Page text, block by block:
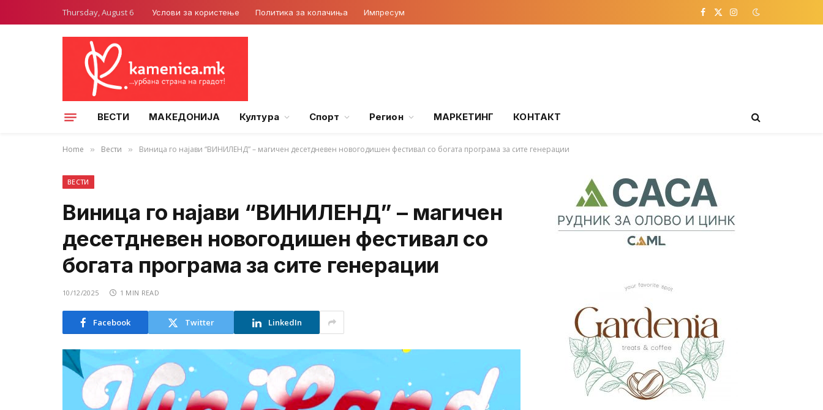
Thursday, August 6 Услови за користење Политика за колачиња Импресум Facebook
X
Instagram
ВЕСТИ МАКЕДОНИЈА Култура Спорт Регион МАРКЕТИНГ КОНТАКТ
Home » Вести » Виница го најави “ВИНИЛЕНД” – магичен десетдневен новогодишен фестивал со богата програма за сите генерации
ВЕСТИ
Виница го најави “ВИНИЛЕНД” – магичен
десетдневен новогодишен фестивал со
богата програма за сите генерации
10/12/2025 1 MIN READ
Facebook Twitter LinkedIn